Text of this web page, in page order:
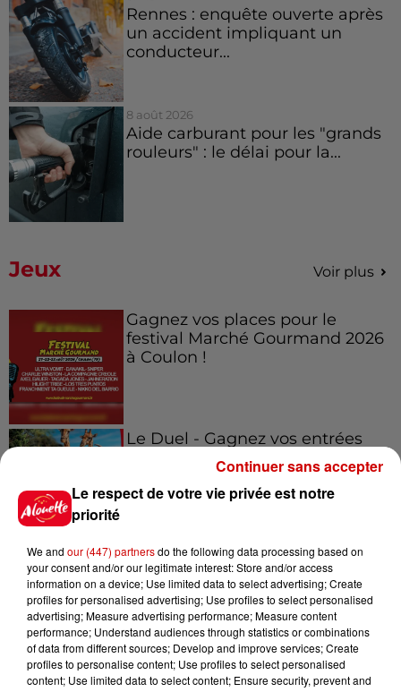
Rennes : enquête ouverte après
un accident impliquant un
conducteur...
8 août 2026
Aide carburant pour les "grands
rouleurs" : le délai pour la...
Jeux Voir plus
Gagnez vos places pour le
festival Marché Gourmand 2026
à Coulon !
Le Duel - Gagnez vos entrées
pour l'un des zoos de nos
Destination Vacances - Gagnez
votre séjour en famille au cœur
de la...
Destination Vacances : inscrivez-
Le respect de votre vie privée est notre
priorité
We and our (447) partnersdo the following data processing based on
your consent and/or our legitimate interest: Store and/or access
information on a device; Use limited data to select advertising; Create
profiles for personalised advertising; Use profiles to select personalised
advertising; Measure advertising performance; Measure content
performance; Understand audiences through statistics or combinations
of data from different sources; Develop and improve services; Create
profiles to personalise content; Use profiles to select personalised
content; Use limited data to select content; Ensure security, prevent and
Continuer sans accepter